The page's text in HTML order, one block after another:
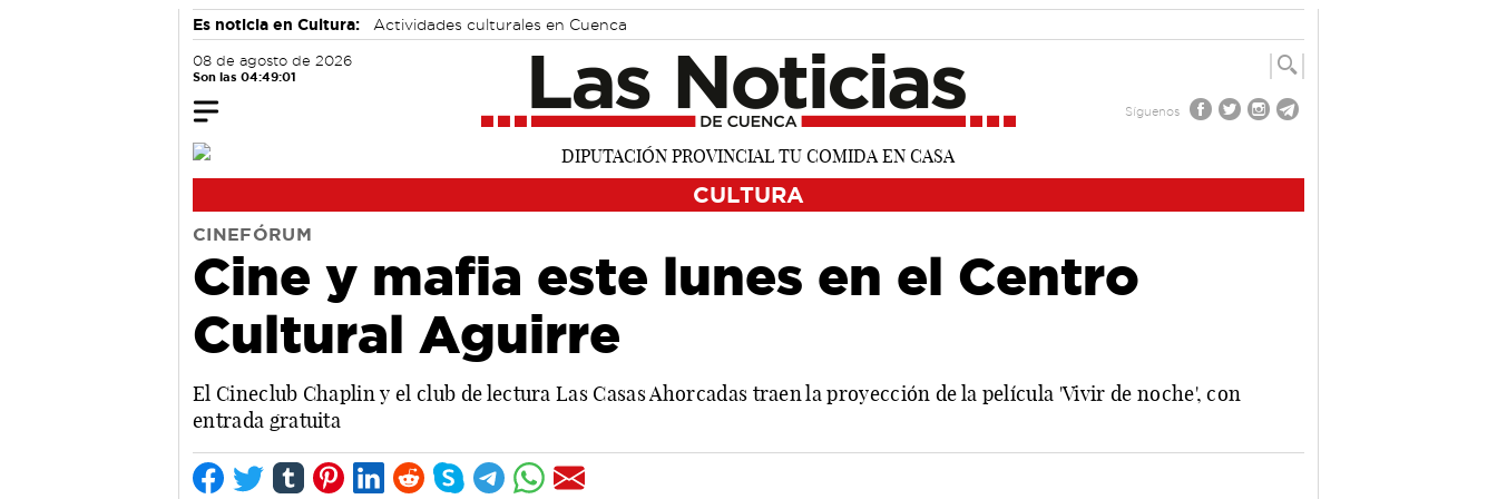
Es noticia en Cultura: Actividades culturales en Cuenca
08 de agosto de 2026
Son las 04:49:02
Síguenos
CULTURA
CINEFÓRUM
Cine y mafia este lunes en el Centro
Cultural Aguirre
El Cineclub Chaplin y el club de lectura Las Casas Ahorcadas traen la proyección de la película 'Vivir de noche', con
entrada gratuita